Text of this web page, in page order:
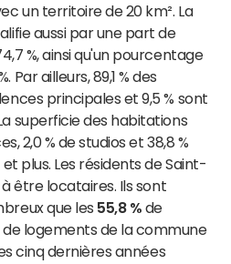
un territoire de 20 km². La
aussi par une part de
%, ainsi qu'un pourcentage
Par ailleurs, 89,1 % des
principales et 9,5 % sont
superficie des habitations
2,0 % de studios et 38,8 %
plus. Les résidents de Saint-
être locataires. Ils sont
que les 55,8 % de
logements de la commune
cinq dernières années